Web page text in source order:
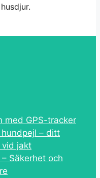
med GPS-tracker
hundpejl – ditt
vid jakt
Säkerhet och